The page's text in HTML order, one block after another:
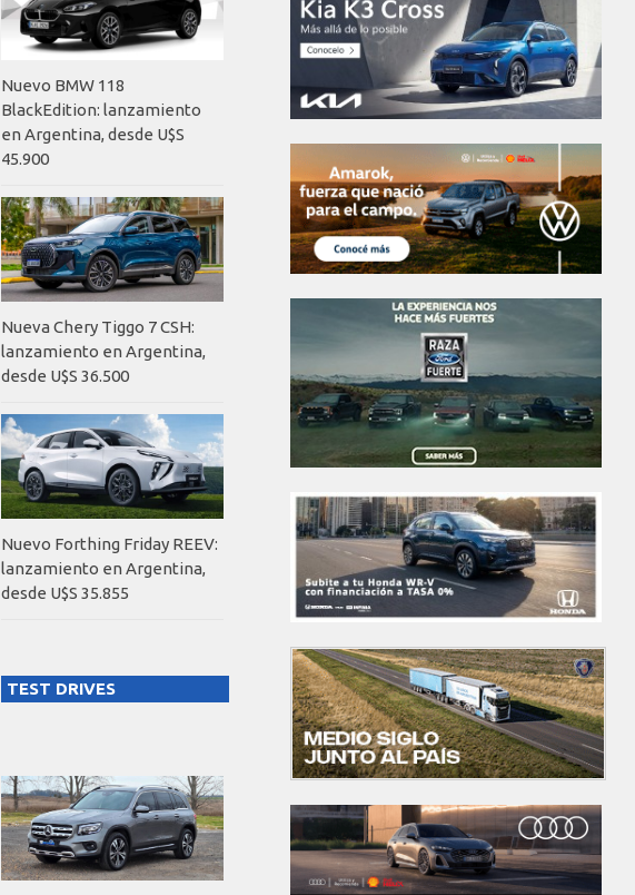
Nuevo BMW 118
BlackEdition: lanzamiento
en Argentina, desde U$S
45.900
Nueva Chery Tiggo 7 CSH:
lanzamiento en Argentina,
desde U$S 36.500
Nuevo Forthing Friday REEV:
lanzamiento en Argentina,
desde U$S 35.855
TEST DRIVES